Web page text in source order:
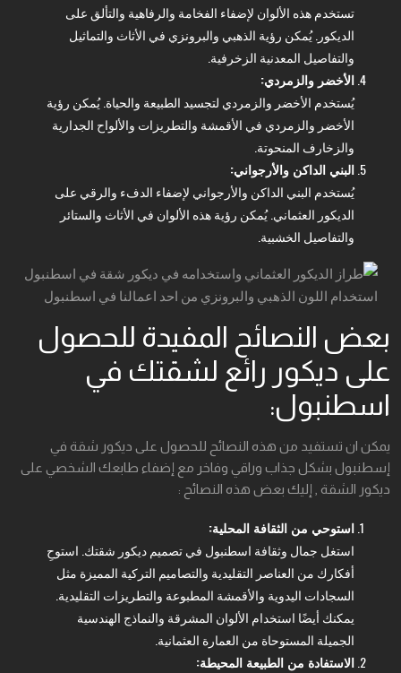
تستخدم هذه الألوان لإضفاء الفخامة والرفاهية والتألق على
الديكور. يُمكن رؤية الذهبي والبرونزي في الأثاث والتماثيل
والتفاصيل المعدنية الزخرفية.
الأخضر والزمردي:
يُستخدم الأخضر والزمردي لتجسيد الطبيعة والحياة. يُمكن رؤية
الأخضر والزمردي في الأقمشة والتطريزات والألواح الجدارية
والزخارف المنحوتة.
البني الداكن والأرجواني:
يُستخدم البني الداكن والأرجواني لإضفاء الدفء والرقي على
الديكور العثماني. يُمكن رؤية هذه الألوان في الأثاث والستائر
والتفاصيل الخشبية.
استخدام اللون الذهبي والبرونزي من احد اعمالنا في اسطنبول
بعض النصائح المفيدة للحصول
على ديكور رائع لشقتك في
اسطنبول:
يمكن ان تستفيد من هذه النصائح للحصول على ديكور شقة في
إسطنبول بشكل جذاب وراقي وفاخر مع إضفاء طابعك الشخصي على
ديكور الشقة , إليك بعض هذه النصائح :
استوحي من الثقافة المحلية:
استغل جمال وثقافة اسطنبول في تصميم ديكور شقتك. استوحِ
أفكارك من العناصر التقليدية والتصاميم التركية المميزة مثل
السجادات اليدوية والأقمشة المطبوعة والتطريزات التقليدية.
يمكنك أيضًا استخدام الألوان المشرقة والنماذج الهندسية
الجميلة المستوحاة من العمارة العثمانية.
الاستفادة من الطبيعة المحيطة: